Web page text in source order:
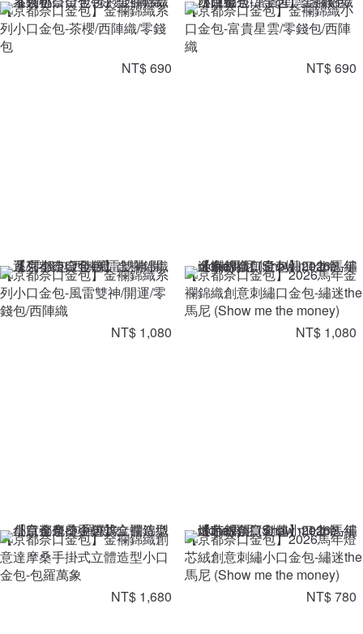
【京都奈口金包】金襴錦織系
列小口金包-茶櫻/西陣織/零錢
包
NT$ 690
【京都奈口金包】金襴錦織小
口金包-富貴星雲/零錢包/西陣
織
NT$ 690
【京都奈口金包】金襴錦織系
列小口金包-風雷雙神/開運/零
錢包/西陣織
NT$ 1,080
【京都奈口金包】2026馬年金
襴錦織創意刺繡口金包-繡迷the
馬尼 (Show me the money)
NT$ 1,080
【京都奈口金包】金襴錦織創
意達摩桑手掛式立體造型小口
金包-包羅萬象
NT$ 1,680
【京都奈口金包】2026馬年燈
芯絨創意刺繡小口金包-繡迷the
馬尼 (Show me the money)
NT$ 780